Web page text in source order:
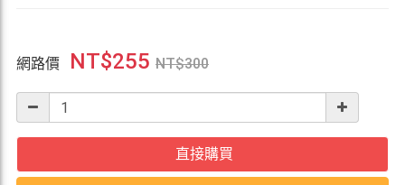
網路價 NT$255 NT$300
直接購買